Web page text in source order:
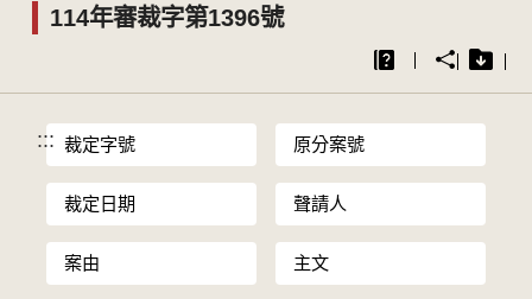
114年審裁字第1396號
::: 裁定字號 原分案號
裁定日期 聲請人
案由 主文